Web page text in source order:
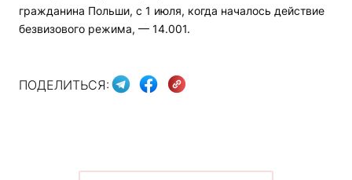
гражданина Польши, с 1 июля, когда началось действие
безвизового режима, — 14.001.
ПОДЕЛИТЬСЯ: